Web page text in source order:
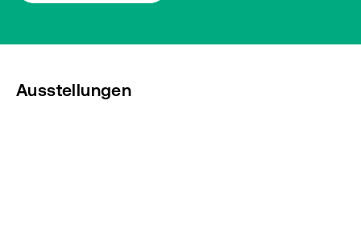
Ausstellungen